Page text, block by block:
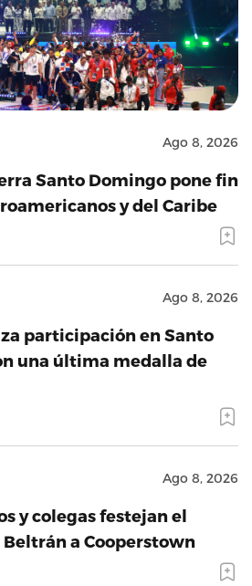
Ago 8, 2026
Santo Domingo pone fin
y del Caribe
Ago 8, 2026
participación en Santo
una última medalla de
Ago 8, 2026
y colegas festejan el
Beltrán a Cooperstown